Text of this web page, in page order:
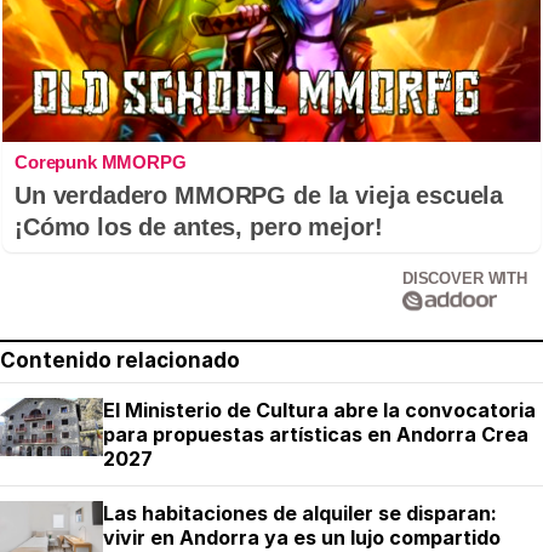
Corepunk MMORPG
Un verdadero MMORPG de la vieja escuela
¡Cómo los de antes, pero mejor!
DISCOVER WITH
Contenido relacionado
El Ministerio de Cultura abre la convocatoria
para propuestas artísticas en Andorra Crea
2027
Las habitaciones de alquiler se disparan:
vivir en Andorra ya es un lujo compartido